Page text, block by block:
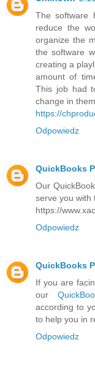
The software
reduce the
organize the
the software
creating a
amount of
This job had
change in them.
https://
Odpowiedz
QuickBooks
Our
serve you with
https://
Odpowiedz
QuickBooks
If you are
our
according to
to help you in
Odpowiedz